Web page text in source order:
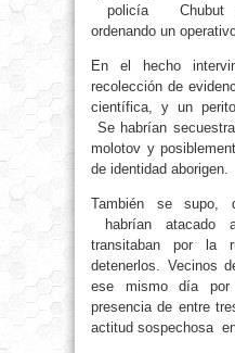
policía Chubut
ordenando un
En el hecho
recolección de
científica, y un
Se habrían
molotov y
de identidad aborigen.
También se supo,
habrían atacado
transitaban por la
detenerlos. Vecinos
ese mismo día
presencia de entre
actitud sospechosa